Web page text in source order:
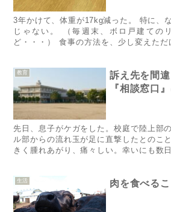
​​​​​​​​​​​​​​​​​​​​​​​​​​​​3年かけて、体重が17kg減った。 特に、
じゃない。 （毎週末、ボロ戸建ての
ど・・・） 食事の方法を、少し変えただ
教育
訴え先を間
『相談窓口
先日、息子がケガをした。校庭で陸上部
ル部からの流れ玉が足に直撃したとのこ
きく腫れあがり、痛々しい。幸いにも数
生活 肉を食べる